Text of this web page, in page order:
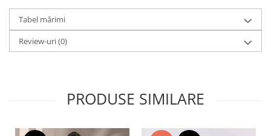
Tabel mărimi
Review-uri(0)
PRODUSE SIMILARE